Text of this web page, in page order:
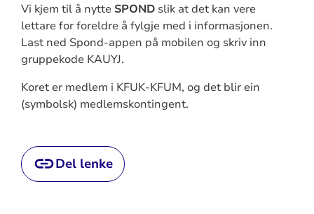
Vi kjem til å nytte SPONDslik at det kan vere
lettare for foreldre å fylgje med i informasjonen.
Last ned Spond-appen på mobilen og skriv inn
gruppekode KAUYJ.
Koret er medlem i KFUK-KFUM, og det blir ein
(symbolsk) medlemskontingent.
Del lenke